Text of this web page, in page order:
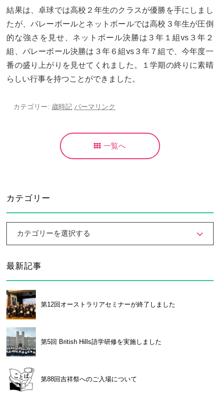
結果は、卓球では高校２年生のクラスが優勝を手にしまし
たが、バレーボールとネットボールでは高校３年生が圧倒
的な強さを見せ、ネットボール決勝は３年１組vs３年２
組、バレーボール決勝は３年６組vs３年７組で、今年度一
番の盛り上がりを見せてくれました。１学期の終りに素晴
らしい行事を持つことができました。
カテゴリー: 歳時記 パーマリンク
一覧へ
カテゴリー
カテゴリーを選択する
最新記事
第12回オーストラリアセミナーが終了しました
第5回 British Hills語学研修を実施しました
第88回吉祥祭へのご入場について